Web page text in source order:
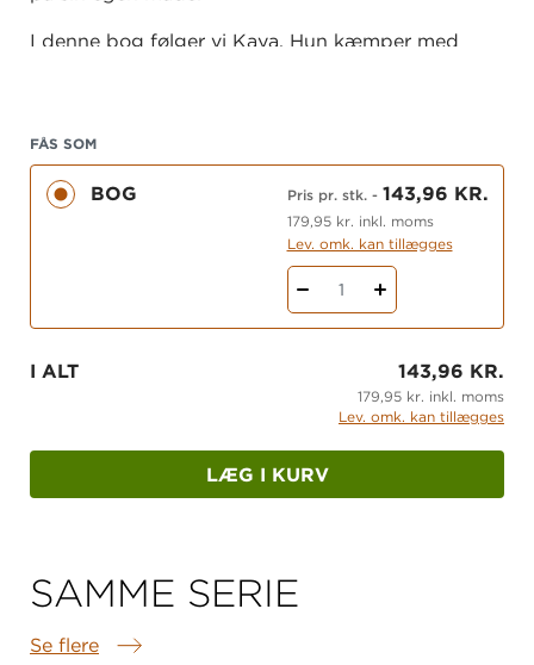
I denne bog følger vi Kaya. Hun kæmper med
Kaya er lige blevet student og burde nyde
livet særligt intenst. Hun kan bare slet ikke følge
med de andre piger i vennegruppen, der flytter
hjemmefra, har sex, får kærester og jobs. Det er,
som om alt det er sværere for hende.
KAYAS BOG er en roman om at lære sin krop at
man har gode venner omkring sig.
FÅS SOM
BOG Pris pr. stk.- 143,96 KR.
179,95 kr. inkl. moms
Lev. omk. kan tillægges
1
I ALT 143,96 KR.
179,95 kr. inkl. moms
Lev. omk. kan tillægges
LÆG I KURV
SAMME SERIE
Se flere
Samme serie